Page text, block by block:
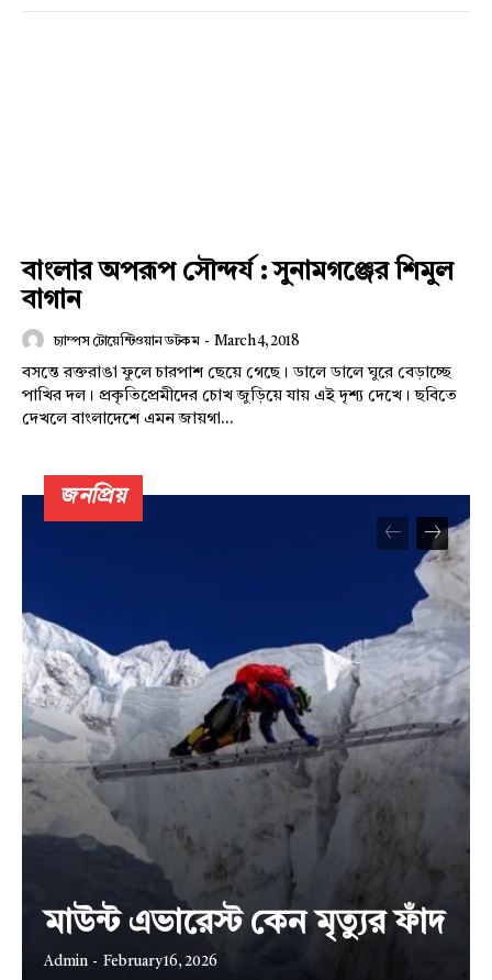
বাংলার অপরূপ সৌন্দর্য : সুনামগঞ্জের শিমুল
বাগান
চ্যাম্পস টোয়েন্টিওয়ান ডটকম - March 4, 2018
বসন্তে রক্তরাঙা ফুলে চারপাশ ছেয়ে গেছে। ডালে ডালে ঘুরে বেড়াচ্ছে
পাখির দল। প্রকৃতিপ্রেমীদের চোখ জুড়িয়ে যায় এই দৃশ্য দেখে। ছবিতে
দেখলে বাংলাদেশে এমন জায়গা...
জনপ্রিয়
মাউন্ট এভারেস্ট কেন মৃত্যুর ফাঁদ
Admin - February 16, 2026